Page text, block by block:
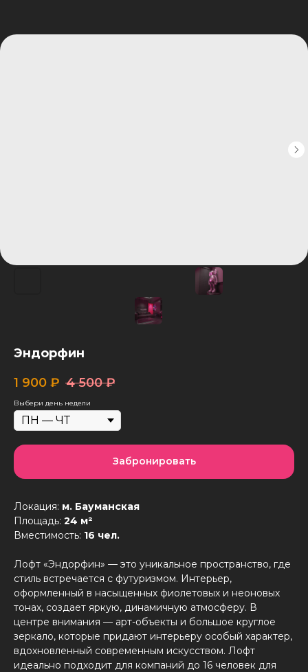
Эндорфин
1 900 ₽ 4 500 ₽
Выбери день недели
Забронировать
Локация: м. Бауманская
Площадь: 24 м²
Вместимость: 16 чел.
Лофт «Эндорфин» — это уникальное пространство, где
стиль встречается с футуризмом. Интерьер,
оформленный в насыщенных фиолетовых и неоновых
тонах, создает яркую, динамичную атмосферу. В
центре внимания — арт-объекты и большое круглое
зеркало, которые придают интерьеру особый характер,
вдохновленный современным искусством. Лофт
идеально подходит для компаний до 16 человек для